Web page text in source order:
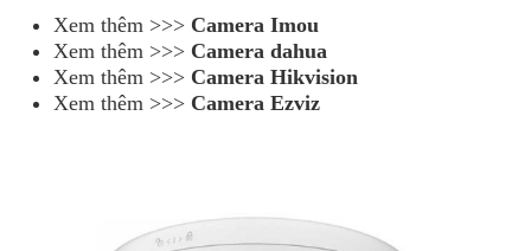
Xem thêm >>> Camera Imou
Xem thêm >>> Camera dahua
Xem thêm >>> Camera Hikvision
Xem thêm >>> Camera Ezviz